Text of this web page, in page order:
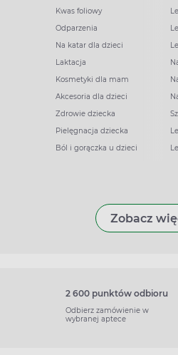
Kwas foliowy
Odparzenia
Na katar dla dzieci
Laktacja
Kosmetyki dla mam
Akcesoria dla dzieci
Zdrowie dziecka
Pielęgnacja dziecka
Ból i gorączka u dzieci
Zobacz
2 600 punktów odbioru
Odbierz zamówienie w
wybranej aptece